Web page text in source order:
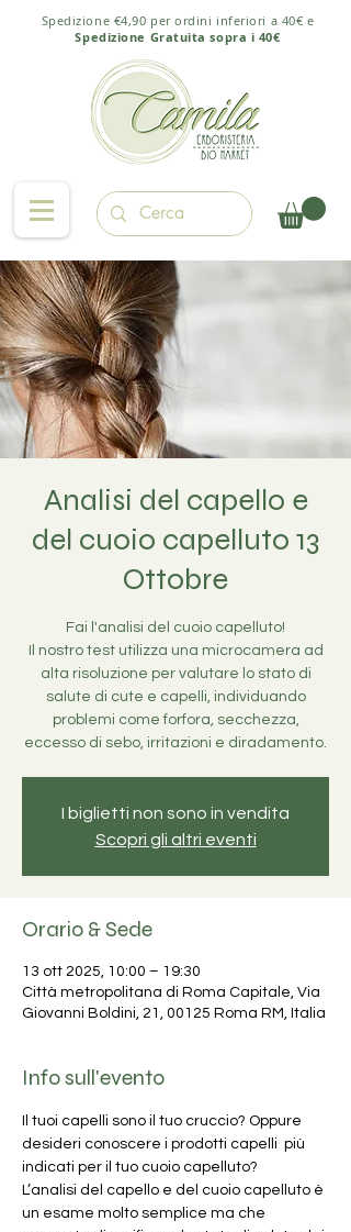
Spedizione €4,90 per ordini inferiori a 40€ e
Spedizione Gratuita sopra i 40€
Analisi del capello e
del cuoio capelluto 13
Ottobre
Fai l'analisi del cuoio capelluto!
Il nostro test utilizza una microcamera ad
alta risoluzione per valutare lo stato di
salute di cute e capelli, individuando
problemi come forfora, secchezza,
eccesso di sebo, irritazioni e diradamento.
I biglietti non sono in vendita
Scopri gli altri eventi
Orario & Sede
13 ott 2025, 10:00 – 19:30
Città metropolitana di Roma Capitale, Via
Giovanni Boldini, 21, 00125 Roma RM, Italia
Info sull'evento
Il tuoi capelli sono il tuo cruccio? Oppure
desideri conoscere i prodotti capelli  più
indicati per il tuo cuoio capelluto?
L’analisi del capello e del cuoio capelluto è
un esame molto semplice ma che